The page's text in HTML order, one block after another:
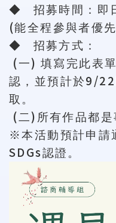
◆
招募時間：即
(能全程參與者優
◆
招募方式：
(一)填寫完此表
認，並預計於9/22
取。
(二) 所有作品都
※本活動預計申請
SDGs認證。